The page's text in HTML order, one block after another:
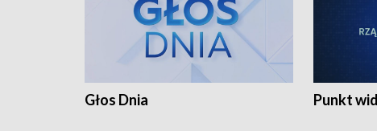
Głos Dnia Punkt